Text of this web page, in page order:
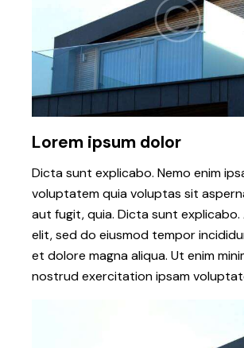
Lorem ipsum dolor
Dicta sunt explicabo. Nemo enim
voluptatem quia voluptas sit
aut fugit, quia. Dicta sunt explicabo.
elit, sed do eiusmod tempor
et dolore magna aliqua. Ut enim
nostrud exercitation ipsam